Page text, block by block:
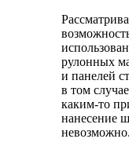
рулонных
и панелей
в том
каким-то
нанесение
невозможно.